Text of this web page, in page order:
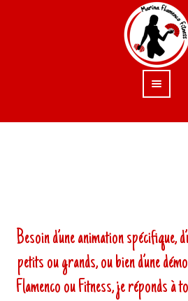
Besoin d’une animation spécifique,
petits ou grands, ou bien d’une
Flamenco ou Fitness, je réponds à